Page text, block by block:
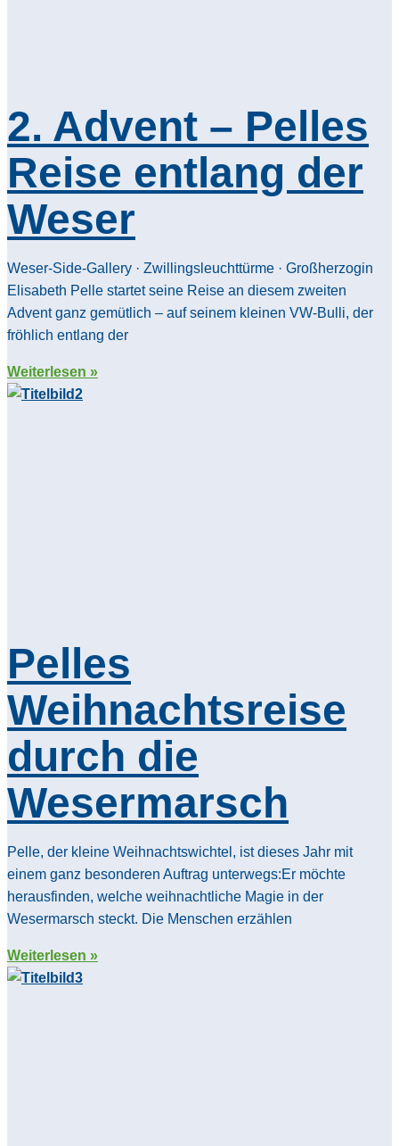
2. Advent – Pelles
Reise entlang der
Weser
Weser-Side-Gallery · Zwillingsleuchttürme · Großherzogin
Elisabeth Pelle startet seine Reise an diesem zweiten
Advent ganz gemütlich – auf seinem kleinen VW-Bulli, der
fröhlich entlang der
Weiterlesen »
Pelles
Weihnachtsreise
durch die
Wesermarsch
Pelle, der kleine Weihnachtswichtel, ist dieses Jahr mit
einem ganz besonderen Auftrag unterwegs:Er möchte
herausfinden, welche weihnachtliche Magie in der
Wesermarsch steckt. Die Menschen erzählen
Weiterlesen »